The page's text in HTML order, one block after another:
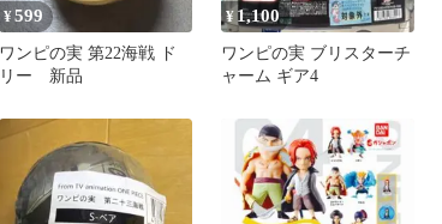
¥599
ワンピの実 第22海戦 ド
リー 新品
¥ 1,100
ワンピの実 ブリスターチ
ャーム ギア4